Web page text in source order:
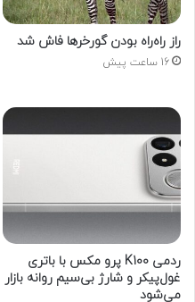
راز راه‌راه بودن گورخرها فاش شد
16 ساعت پیش
ردمی K100 پرو مکس با باتری
غول‌پیکر و شارژ بی‌سیم روانه بازار
می‌شود